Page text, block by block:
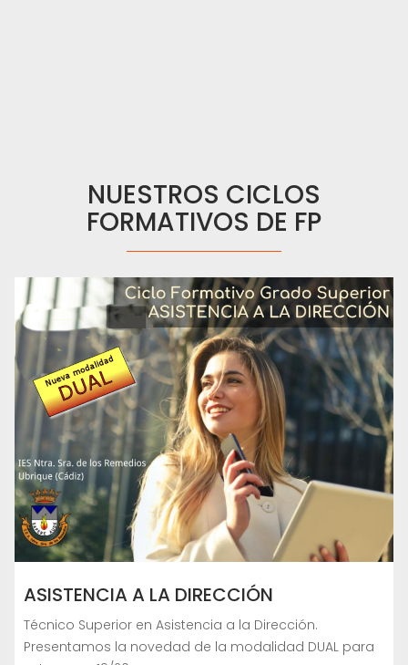
NUESTROS CICLOS
FORMATIVOS DE FP
ASISTENCIA A LA DIRECCIÓN
Técnico Superior en Asistencia a la Dirección.
Presentamos la novedad de la modalidad DUAL para